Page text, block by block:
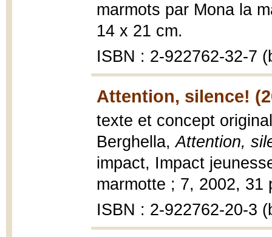
marmots par Mona la
14 x 21 cm.
ISBN : 2-922762-32-7
Attention, silence!
texte et concept
Berghella,Attention,
impact, Impact
marmotte ; 7, 2002,
ISBN : 2-922762-20-3